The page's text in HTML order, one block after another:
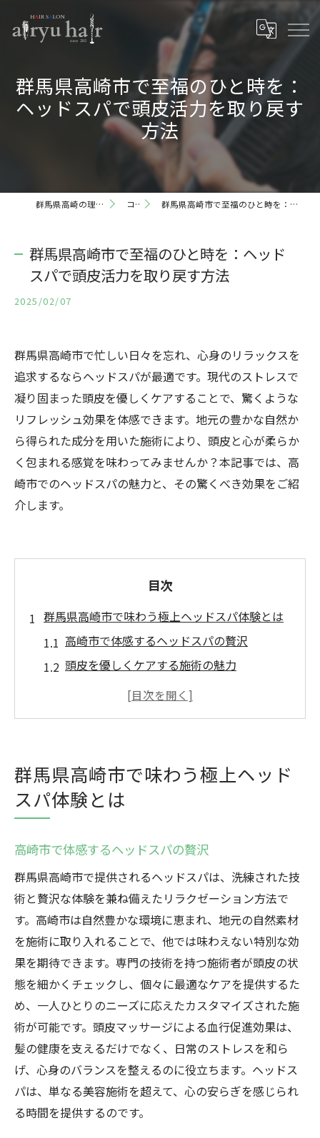
群馬県高崎市で至福のひと時を：
ヘッドスパで頭皮活力を取り戻す
方法
群馬県高崎の理容室ならairyu hair コラム 群馬県高崎市で至福のひと時を：ヘッドスパで頭皮活力を取り戻す方法
群馬県高崎市で至福のひと時を：ヘッド
スパで頭皮活力を取り戻す方法
2025/02/07
群馬県高崎市で忙しい日々を忘れ、心身のリラックスを
追求するならヘッドスパが最適です。現代のストレスで
凝り固まった頭皮を優しくケアすることで、驚くような
リフレッシュ効果を体感できます。地元の豊かな自然か
ら得られた成分を用いた施術により、頭皮と心が柔らか
く包まれる感覚を味わってみませんか？本記事では、高
崎市でのヘッドスパの魅力と、その驚くべき効果をご紹
介します。
目次
群馬県高崎市で味わう極上ヘッドスパ体験とは
高崎市で体感するヘッドスパの贅沢
頭皮を優しくケアする施術の魅力
高崎市でのヘッドスパがもたらす心身のリ
ヘッドスパが提供する極上のくつろぎ時間
頭皮の活力を取り戻すなら高崎市のヘッドスパ
高崎市のヘッドスパで頭皮の健康を回復
ヘッドスパがもたらす血行促進効果
高崎市のサロンで受けられる専門的なケア
頭皮の状態に合わせたカスタマイズ施術
ヘッドスパで叶える頭皮の若返り
高崎市でのヘッドスパによるリフレッシュ
自然の力を取り入れた高崎市のヘッドスパの魅
力
地元の自然素材を使ったヘッドスパ
高崎市のヘッドスパで体感する自然の癒し
天然成分がもたらす頭皮の健康効果
群馬県高崎市で味わう極上ヘッド
スパ体験とは
高崎市で体感するヘッドスパの贅沢
群馬県高崎市で提供されるヘッドスパは、洗練された技
術と贅沢な体験を兼ね備えたリラクゼーション方法で
す。高崎市は自然豊かな環境に恵まれ、地元の自然素材
を施術に取り入れることで、他では味わえない特別な効
果を期待できます。専門の技術を持つ施術者が頭皮の状
態を細かくチェックし、個々に最適なケアを提供するた
め、一人ひとりのニーズに応えたカスタマイズされた施
術が可能です。頭皮マッサージによる血行促進効果は、
髪の健康を支えるだけでなく、日常のストレスを和ら
げ、心身のバランスを整えるのに役立ちます。ヘッドス
パは、単なる美容施術を超えて、心の安らぎを感じられ
る時間を提供するのです。